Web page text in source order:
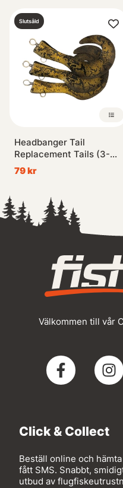
Slutsåld
Headbanger Tail
Replacement Tails (3-
pack)
79 kr
Välkommen till vår
Click & Collect
Beställ online och
fått SMS. Snabbt,
utbud av